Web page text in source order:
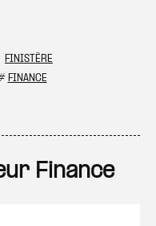
FINISTÈRE
FINANCE
Finance